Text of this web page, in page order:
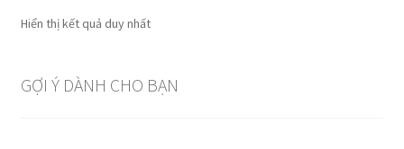
Hiển thị kết quả duy nhất
GỢI Ý DÀNH CHO BẠN